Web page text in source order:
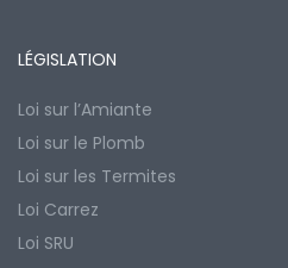
LÉGISLATION
Loi sur l’Amiante
Loi sur le Plomb
Loi sur les Termites
Loi Carrez
Loi SRU